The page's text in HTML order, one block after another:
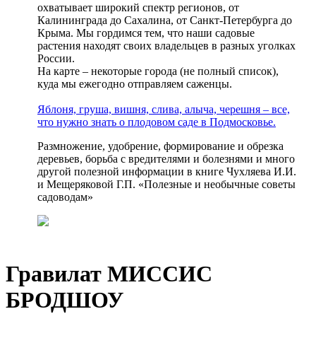
охватывает широкий спектр регионов, от
Калининграда до Сахалина, от Санкт-Петербурга до
Крыма. Мы гордимся тем, что наши садовые
растения находят своих владельцев в разных уголках
России.
На карте – некоторые города (не полный список),
куда мы ежегодно отправляем саженцы.
Яблоня, груша, вишня, слива, алыча, черешня – все,
что нужно знать о плодовом саде в Подмосковье.
Размножение, удобрение, формирование и обрезка
деревьев, борьба с вредителями и болезнями и много
другой полезной информации в книге Чухляева И.И.
и Мещеряковой Г.П. «Полезные и необычные советы
садоводам»
Гравилат МИССИС
БРОДШОУ